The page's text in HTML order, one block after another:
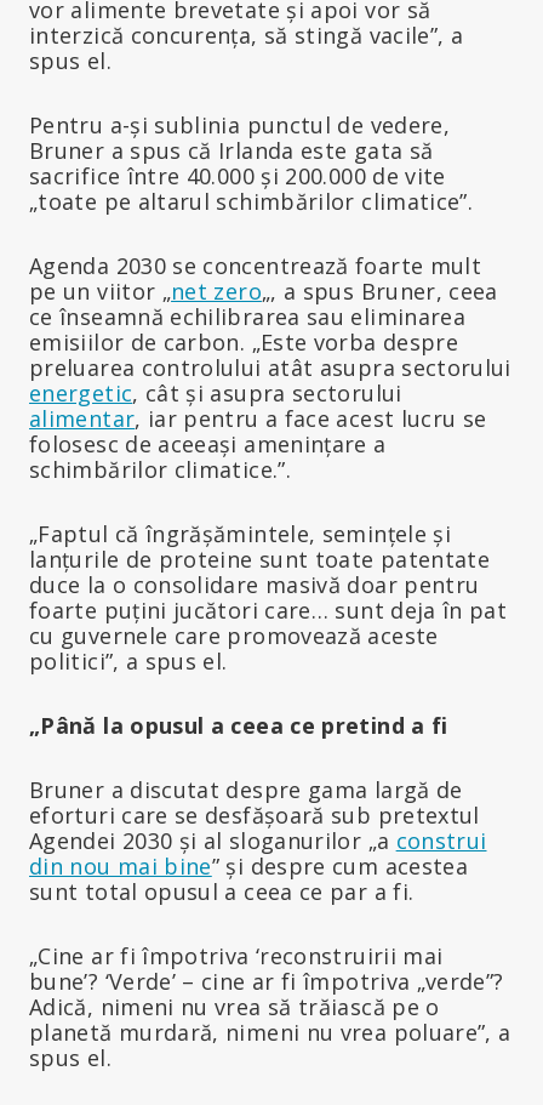
vor alimente brevetate și apoi vor să
interzică concurența, să stingă vacile”, a
spus el.
Pentru a-și sublinia punctul de vedere,
Bruner a spus că Irlanda este gata să
sacrifice între 40.000 și 200.000 de vite
„toate pe altarul schimbărilor climatice”.
Agenda 2030 se concentrează foarte mult
pe un viitor „net zero„, a spus Bruner, ceea
ce înseamnă echilibrarea sau eliminarea
emisiilor de carbon. „Este vorba despre
preluarea controlului atât asupra sectorului
energetic, cât și asupra sectorului
alimentar, iar pentru a face acest lucru se
folosesc de aceeași amenințare a
schimbărilor climatice.”.
„Faptul că îngrășămintele, semințele și
lanțurile de proteine sunt toate patentate
duce la o consolidare masivă doar pentru
foarte puțini jucători care… sunt deja în pat
cu guvernele care promovează aceste
politici”, a spus el.
„Până la opusul a ceea ce pretind a fi
Bruner a discutat despre gama largă de
eforturi care se desfășoară sub pretextul
Agendei 2030 și al sloganurilor „a construi
din nou mai bine” și despre cum acestea
sunt total opusul a ceea ce par a fi.
„Cine ar fi împotriva ‘reconstruirii mai
bune’? ‘Verde’ – cine ar fi împotriva „verde”?
Adică, nimeni nu vrea să trăiască pe o
planetă murdară, nimeni nu vrea poluare”, a
spus el.